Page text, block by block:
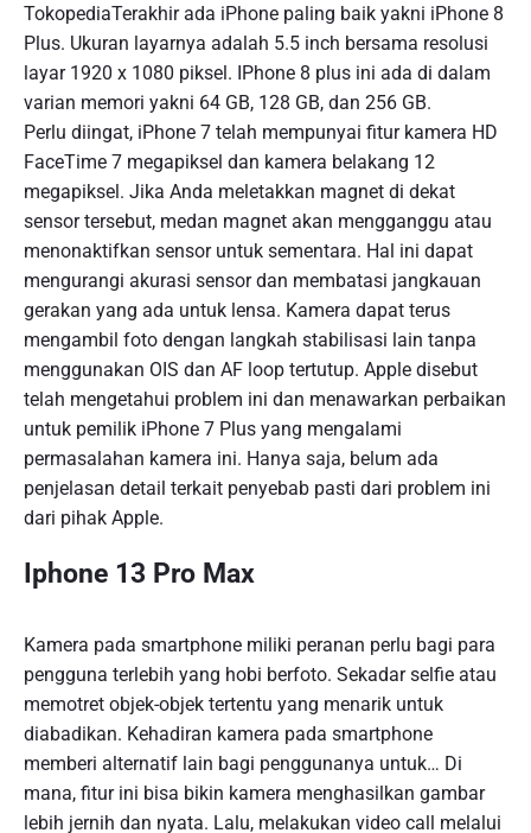
TokopediaTerakhir ada iPhone paling baik yakni iPhone 8
Plus. Ukuran layarnya adalah 5.5 inch bersama resolusi
layar 1920 x 1080 piksel. IPhone 8 plus ini ada di dalam
varian memori yakni 64 GB, 128 GB, dan 256 GB.
Perlu diingat, iPhone 7 telah mempunyai fitur kamera HD
FaceTime 7 megapiksel dan kamera belakang 12
megapiksel. Jika Anda meletakkan magnet di dekat
sensor tersebut, medan magnet akan mengganggu atau
menonaktifkan sensor untuk sementara. Hal ini dapat
mengurangi akurasi sensor dan membatasi jangkauan
gerakan yang ada untuk lensa. Kamera dapat terus
mengambil foto dengan langkah stabilisasi lain tanpa
menggunakan OIS dan AF loop tertutup. Apple disebut
telah mengetahui problem ini dan menawarkan perbaikan
untuk pemilik iPhone 7 Plus yang mengalami
permasalahan kamera ini. Hanya saja, belum ada
penjelasan detail terkait penyebab pasti dari problem ini
dari pihak Apple.
Iphone 13 Pro Max
Kamera pada smartphone miliki peranan perlu bagi para
pengguna terlebih yang hobi berfoto. Sekadar selfie atau
memotret objek-objek tertentu yang menarik untuk
diabadikan. Kehadiran kamera pada smartphone
memberi alternatif lain bagi penggunanya untuk… Di
mana, fitur ini bisa bikin kamera menghasilkan gambar
lebih jernih dan nyata. Lalu, melakukan video call melalui